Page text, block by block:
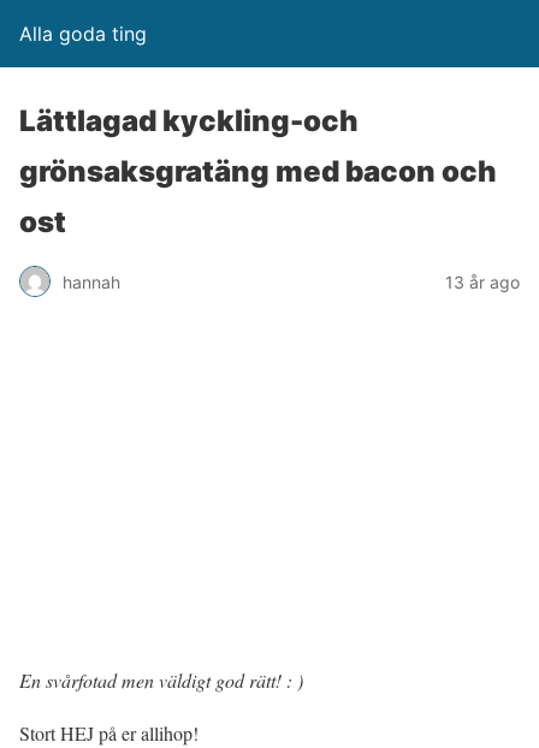
Alla goda ting
Lättlagad kyckling-och
grönsaksgratäng med bacon och
ost
hannah 13 år ago
En svårfotad men väldigt god rätt! : )
Stort HEJ på er allihop!